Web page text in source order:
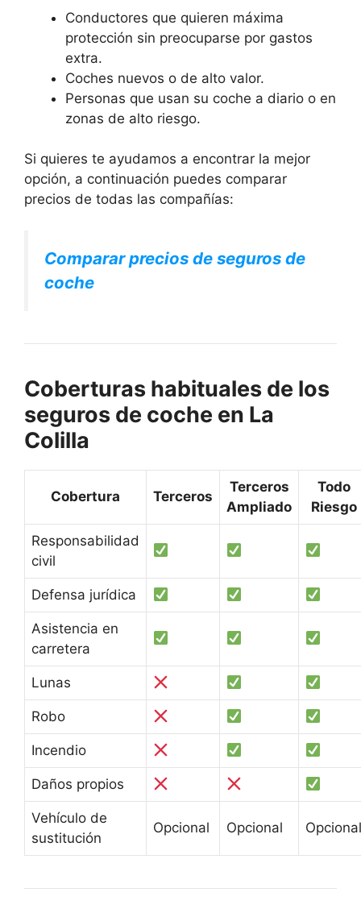
Conductores que quieren máxima
protección sin preocuparse por gastos
extra.
Coches nuevos o de alto valor.
Personas que usan su coche a diario o en
zonas de alto riesgo.
Si quieres te ayudamos a encontrar la mejor
opción, a continuación puedes comparar
precios de todas las compañías:
Comparar precios de seguros de
coche
Coberturas habituales de los
seguros de coche en La
Colilla
Cobertura Terceros
Terceros
Ampliado
Todo
Riesgo
Responsabilidad
civil
Defensa jurídica
Asistencia en
carretera
Lunas
Robo
Incendio
Daños propios
Vehículo de
sustitución
Opcional Opcional Opcional